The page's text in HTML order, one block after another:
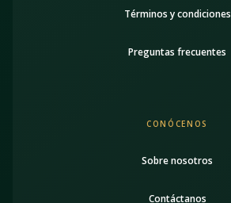
Términos y condiciones
Preguntas frecuentes
CONÓCENOS
Sobre nosotros
Contáctanos